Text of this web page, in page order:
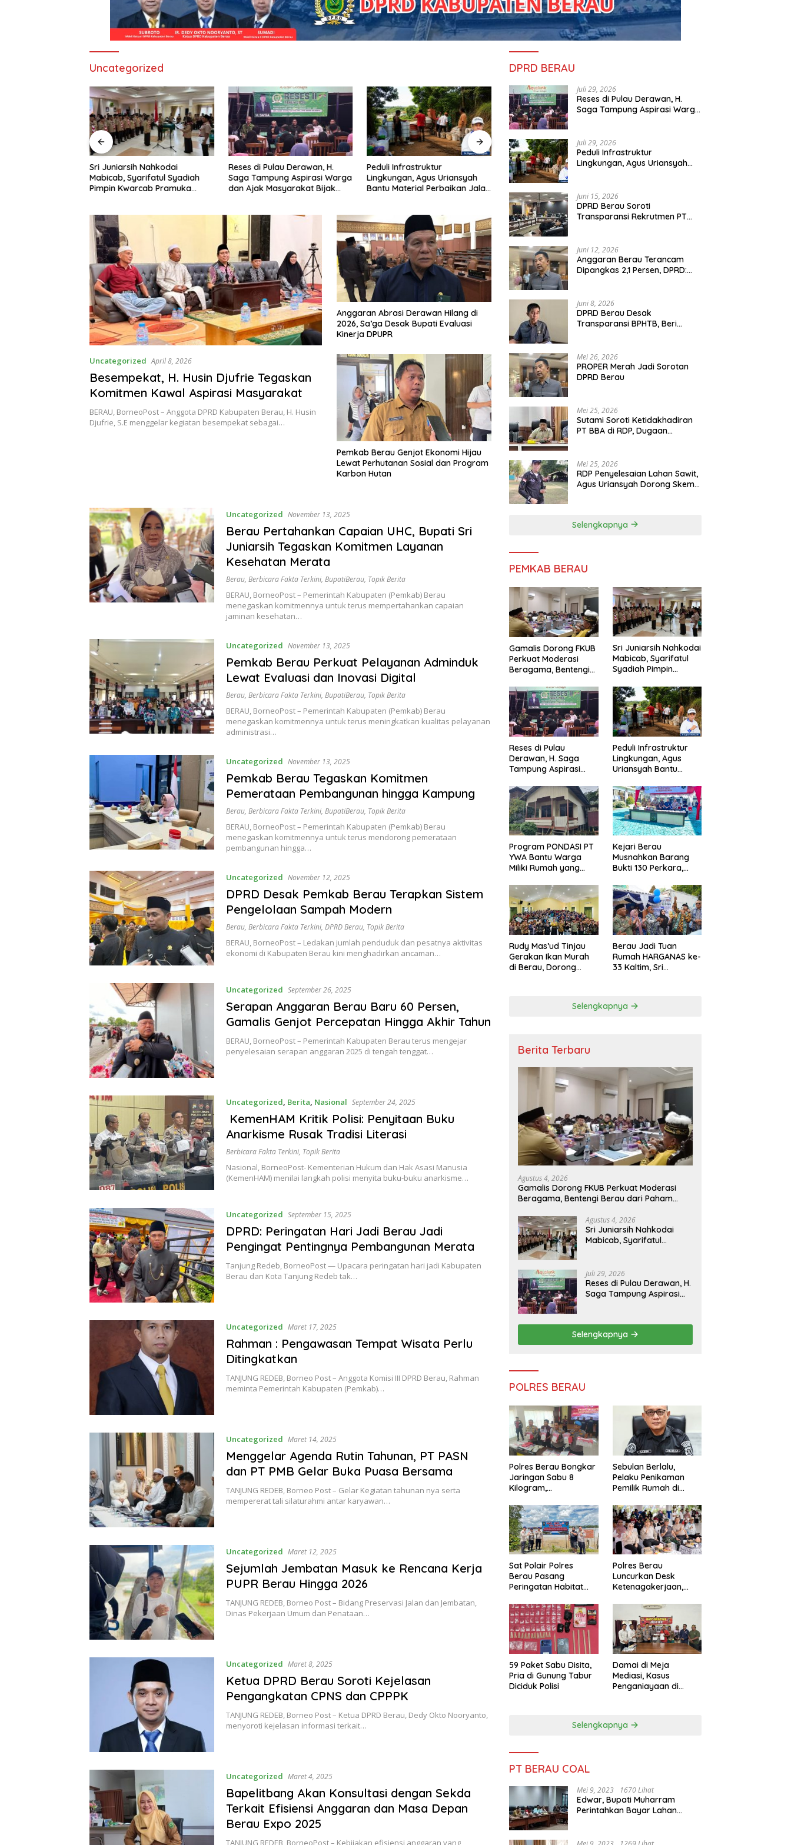
Uncategorized
Sri Juniarsih Nahkodai
Mabicab, Syarifatul Syadiah
Pimpin Kwarcab Pramuka
Reses di Pulau Derawan, H.
Saga Tampung Aspirasi Warga
dan Ajak Masyarakat Bijak
Peduli Infrastruktur
Lingkungan, Agus Uriansyah
Bantu Material Perbaikan Jalan
Program PONDASI PT YWA
Bantu Warga Miliki Rumah
Nyaman
Kejari Berau Musnahkan
Uncategorized April 8, 2026
Besempekat, H. Husin Djufrie Tegaskan
Komitmen Kawal Aspirasi Masyarakat
BERAU, BorneoPost – Anggota DPRD Kabupaten Berau, H. Husin
Djufrie, S.E menggelar kegiatan besempekat sebagai…
Anggaran Abrasi Derawan Hilang di
2026, Sa’ga Desak Bupati Evaluasi
Kinerja DPUPR
Pemkab Berau Genjot Ekonomi Hijau
Lewat Perhutanan Sosial dan Program
Karbon Hutan
Uncategorized November 13, 2025
Berau Pertahankan Capaian UHC, Bupati Sri
Juniarsih Tegaskan Komitmen Layanan
Kesehatan Merata
Berau, Berbicara Fakta Terkini, BupatiBerau, Topik Berita
BERAU, BorneoPost – Pemerintah Kabupaten (Pemkab) Berau
menegaskan komitmennya untuk terus mempertahankan capaian
jaminan kesehatan…
Uncategorized November 13, 2025
Pemkab Berau Perkuat Pelayanan Adminduk
Lewat Evaluasi dan Inovasi Digital
Berau, Berbicara Fakta Terkini, BupatiBerau, Topik Berita
BERAU, BorneoPost – Pemerintah Kabupaten (Pemkab) Berau
menegaskan komitmennya untuk terus meningkatkan kualitas pelayanan
administrasi…
Uncategorized November 13, 2025
Pemkab Berau Tegaskan Komitmen
Pemerataan Pembangunan hingga Kampung
Berau, Berbicara Fakta Terkini, BupatiBerau, Topik Berita
BERAU, BorneoPost – Pemerintah Kabupaten (Pemkab) Berau
menegaskan komitmennya untuk terus mendorong pemerataan
pembangunan hingga…
Uncategorized November 12, 2025
DPRD Desak Pemkab Berau Terapkan Sistem
Pengelolaan Sampah Modern
Berau, Berbicara Fakta Terkini, DPRD Berau, Topik Berita
BERAU, BorneoPost – Ledakan jumlah penduduk dan pesatnya aktivitas
ekonomi di Kabupaten Berau kini menghadirkan ancaman…
Uncategorized September 26, 2025
Serapan Anggaran Berau Baru 60 Persen,
Gamalis Genjot Percepatan Hingga Akhir Tahun
BERAU, BorneoPost – Pemerintah Kabupaten Berau terus mengejar
penyelesaian serapan anggaran 2025 di tengah tenggat…
Uncategorized, Berita, Nasional September 24, 2025
KemenHAM Kritik Polisi: Penyitaan Buku
Anarkisme Rusak Tradisi Literasi
Berbicara Fakta Terkini, Topik Berita
Nasional, BorneoPost- Kementerian Hukum dan Hak Asasi Manusia
(KemenHAM) menilai langkah polisi menyita buku-buku anarkisme…
Uncategorized September 15, 2025
DPRD: Peringatan Hari Jadi Berau Jadi
Pengingat Pentingnya Pembangunan Merata
Tanjung Redeb, BorneoPost — Upacara peringatan hari jadi Kabupaten
Berau dan Kota Tanjung Redeb tak…
Uncategorized Maret 17, 2025
Rahman : Pengawasan Tempat Wisata Perlu
Ditingkatkan
TANJUNG REDEB, Borneo Post – Anggota Komisi III DPRD Berau, Rahman
meminta Pemerintah Kabupaten (Pemkab)…
Uncategorized Maret 14, 2025
Menggelar Agenda Rutin Tahunan, PT PASN
dan PT PMB Gelar Buka Puasa Bersama
TANJUNG REDEB, Borneo Post – Gelar Kegiatan tahunan nya serta
mempererat tali silaturahmi antar karyawan…
Uncategorized Maret 12, 2025
Sejumlah Jembatan Masuk ke Rencana Kerja
PUPR Berau Hingga 2026
TANJUNG REDEB, Borneo Post – Bidang Preservasi Jalan dan Jembatan,
Dinas Pekerjaan Umum dan Penataan…
Uncategorized Maret 8, 2025
Ketua DPRD Berau Soroti Kejelasan
Pengangkatan CPNS dan CPPPK
TANJUNG REDEB, Borneo Post – Ketua DPRD Berau, Dedy Okto Nooryanto,
menyoroti kejelasan informasi terkait…
Uncategorized Maret 4, 2025
Bapelitbang Akan Konsultasi dengan Sekda
Terkait Efisiensi Anggaran dan Masa Depan
Berau Expo 2025
TANJUNG REDEB, BorneoPost – Kebijakan efisiensi anggaran yang
DPRD BERAU
Juli 29, 2026
Reses di Pulau Derawan, H.
Saga Tampung Aspirasi Warga
Juli 29, 2026
Peduli Infrastruktur
Lingkungan, Agus Uriansyah
Juni 15, 2026
DPRD Berau Soroti
Transparansi Rekrutmen PT
Juni 12, 2026
Anggaran Berau Terancam
Dipangkas 2,1 Persen, DPRD:
Juni 8, 2026
DPRD Berau Desak
Transparansi BPHTB, Beri
Mei 26, 2026
PROPER Merah Jadi Sorotan
DPRD Berau
Mei 25, 2026
Sutami Soroti Ketidakhadiran
PT BBA di RDP, Dugaan
Mei 25, 2026
RDP Penyelesaian Lahan Sawit,
Agus Uriansyah Dorong Skema
Selengkapnya
PEMKAB BERAU
Gamalis Dorong FKUB
Perkuat Moderasi
Beragama, Bentengi
Pemecah Persatuan
Sri Juniarsih Nahkodai
Mabicab, Syarifatul
Syadiah Pimpin
Berau 2026–2031
Reses di Pulau
Derawan, H. Saga
Tampung Aspirasi
Masyarakat Bijak
Sikapi Efisiensi
Anggaran
Peduli Infrastruktur
Lingkungan, Agus
Uriansyah Bantu
Jalan di Gang Angsa
Program PONDASI PT
YWA Bantu Warga
Miliki Rumah yang
Nyaman
Kejari Berau
Musnahkan Barang
Bukti 130 Perkara,
Masih Mendominasi
Rudy Mas’ud Tinjau
Gerakan Ikan Murah
di Berau, Dorong
Berau Jadi Tuan
Rumah HARGANAS ke-
33 Kaltim, Sri
Selengkapnya
Berita Terbaru
Agustus 4, 2026
Gamalis Dorong FKUB Perkuat Moderasi
Beragama, Bentengi Berau dari Paham
Agustus 4, 2026
Sri Juniarsih Nahkodai
Mabicab, Syarifatul
Juli 29, 2026
Reses di Pulau Derawan, H.
Saga Tampung Aspirasi
Efisiensi Anggaran
Selengkapnya
POLRES BERAU
Polres Berau Bongkar
Jaringan Sabu 8
Kilogram,
dari Dalam Lapas
Tarakan
Sebulan Berlalu,
Pelaku Penikaman
Pemilik Rumah di
Diburu Polisi
Sat Polair Polres
Berau Pasang
Peringatan Habitat
Polres Berau
Luncurkan Desk
Ketenagakerjaan,
Didorong Tuntas
Lewat Mediasi
59 Paket Sabu Disita,
Pria di Gunung Tabur
Diciduk Polisi
Damai di Meja
Mediasi, Kasus
Penganiayaan di
Selengkapnya
PT BERAU COAL
Mei 9, 2023 1670 Lihat
Edwar, Bupati Muharram
Perintahkan Bayar Lahan